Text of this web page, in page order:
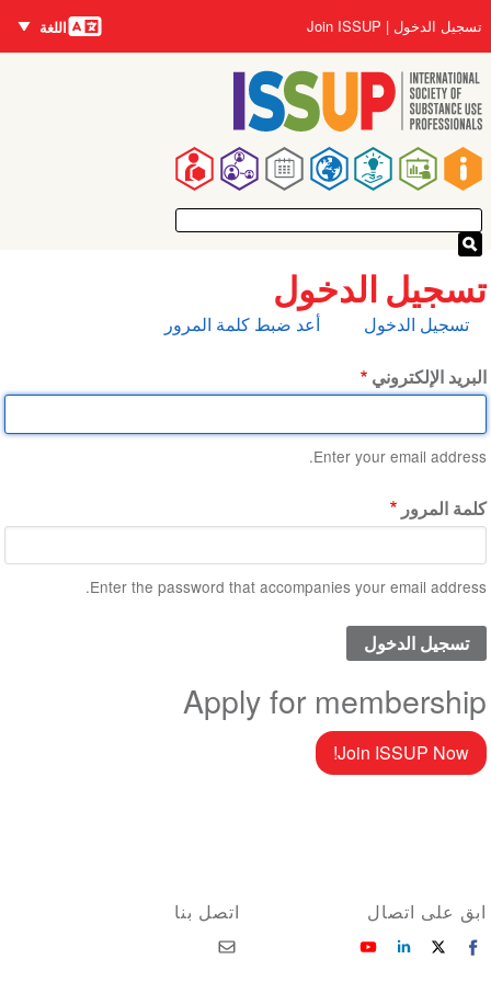
إلى
المحتوى
الرئيسي
Main
navigation
User
account
menu
تسجيل الدخول Join ISSUP اللغات
اللغة
تسجيل الدخول
التبويبات
الأساسية
تسجيل الدخول أعد ضبط كلمة المرور
البريد الإلكتروني
Enter your email address.
كلمة المرور
Enter the password that accompanies your email address.
Apply for membership
Join ISSUP Now!
اتصل بنا ابق على اتصال